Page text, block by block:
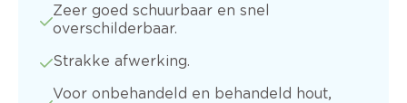
Zeer goed schuurbaar en snel
overschilderbaar.
Strakke afwerking.
Voor onbehandeld en behandeld hout,